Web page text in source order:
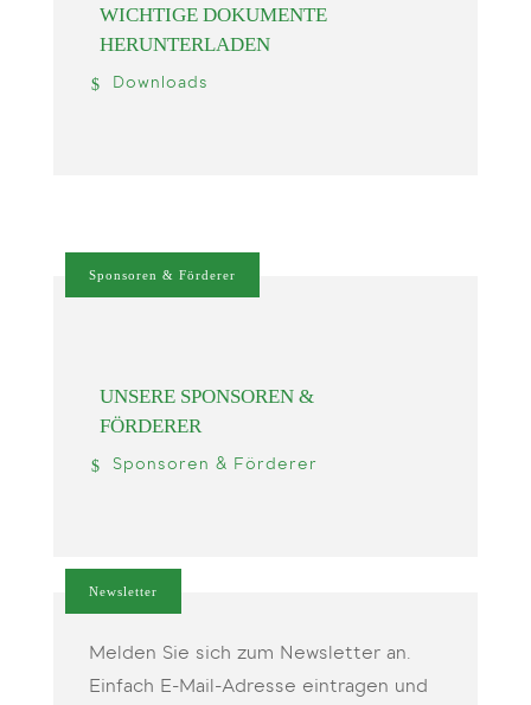
WICHTIGE DOKUMENTE
HERUNTERLADEN
Downloads
Sponsoren & Förderer
UNSERE SPONSOREN &
FÖRDERER
Sponsoren & Förderer
Newsletter
Melden Sie sich zum Newsletter an.
Einfach E-Mail-Adresse eintragen und